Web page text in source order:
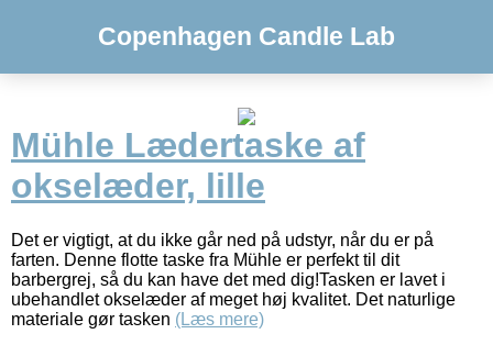
Copenhagen Candle Lab
Mühle Lædertaske af
okselæder, lille
Det er vigtigt, at du ikke går ned på udstyr, når du er på
farten. Denne flotte taske fra Mühle er perfekt til dit
barbergrej, så du kan have det med dig!Tasken er lavet i
ubehandlet okselæder af meget høj kvalitet. Det naturlige
materiale gør tasken (Læs mere)